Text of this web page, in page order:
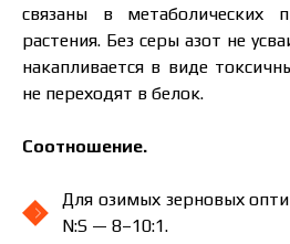
связаны в метаболических
растения. Без серы азот не
накапливается в виде
не переходят в белок.
Соотношение.
Для озимых зерновых
N:S — 8–10:1.